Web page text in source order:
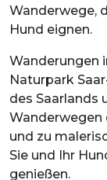
Wanderwege,
Hund eignen.
Wanderungen
Naturpark
des Saarlands
Wanderwegen
und zu
Sie und Ihr
genießen.